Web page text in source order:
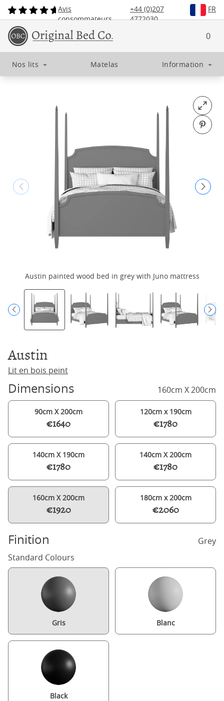
Avis
consommateurs
+44 (0)207
4772030
FR
0
Nos lits + Matelas Information +
Open
Pin
Austin painted wood bed in grey with Juno mattress
Austin
Lit en bois peint
Dimensions 160cm X 200cm
90cm X 200cm
€1640
120cm x 190cm
€1780
140cm X 190cm
€1780
140cm X 200cm
€1780
160cm X 200cm
€1920
180cm x 200cm
€2060
Finition
Grey
Standard Colours
Gris Blanc
Black